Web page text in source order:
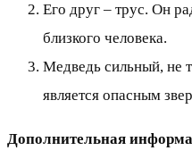
Его друг – трус. Он
близкого человека.
Медведь сильный, не
является опасным
Дополнительная